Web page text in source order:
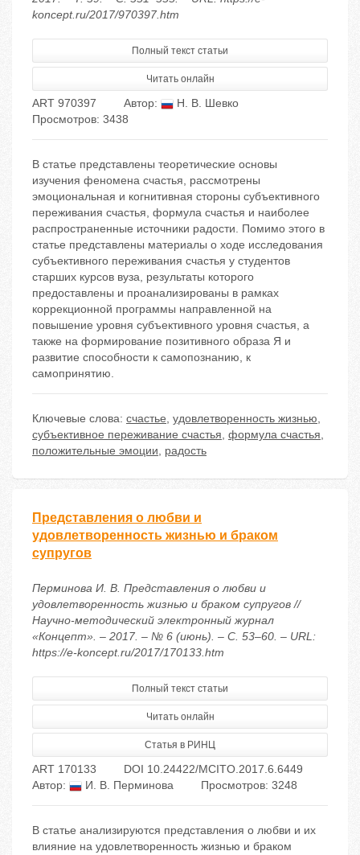
koncept.ru/2017/970397.htm
Полный текст статьи
Читать онлайн
ART 970397 Автор:
Н. В. Шевко
Просмотров: 3438
В статье представлены теоретические основы
изучения феномена счастья, рассмотрены
эмоциональная и когнитивная стороны субъективного
переживания счастья, формула счастья и наиболее
распространенные источники радости. Помимо этого в
статье представлены материалы о ходе исследования
субъективного переживания счастья у студентов
старших курсов вуза, результаты которого
предоставлены и проанализированы в рамках
коррекционной программы направленной на
повышение уровня субъективного уровня счастья, а
также на формирование позитивного образа Я и
развитие способности к самопознанию, к
самопринятию.
Ключевые слова: счастье, удовлетворенность жизнью,
субъективное переживание счастья, формула счастья,
положительные эмоции, радость
Представления о любви и
удовлетворенность жизнью и браком
супругов
Перминова И. В. Представления о любви и
удовлетворенность жизнью и браком супругов //
Научно-методический электронный журнал
«Концепт». – 2017. – № 6 (июнь). – С. 53–60. – URL:
https://e-koncept.ru/2017/170133.htm
Полный текст статьи
Читать онлайн
Статья в РИНЦ
ART 170133
DOI 10.24422/MCITO.2017.6.6449
Автор:
И. В. Перминова Просмотров: 3248
В статье анализируются представления о любви и их
влияние на удовлетворенность жизнью и браком